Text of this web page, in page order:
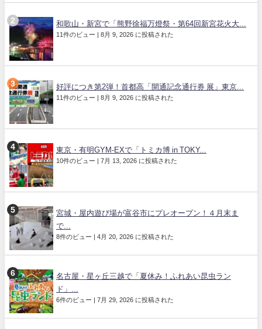
和歌山・新宮で「熊野徐福万燈祭・第64回新宮花火大...
11件のビュー | 8月 9, 2026 に投稿された
好評につき第2弾！首都高「開通記念通行券 展」東京...
11件のビュー | 8月 9, 2026 に投稿された
東京・有明GYM-EXで「トミカ博 in TOKY...
10件のビュー | 7月 13, 2026 に投稿された
宮城・屋内遊び場が富谷市にプレオープン！４月末ま
で...
8件のビュー | 4月 20, 2026 に投稿された
名古屋・星ヶ丘三越で「夏休み！ふれあい昆虫ラン
ド」...
6件のビュー | 7月 29, 2026 に投稿された